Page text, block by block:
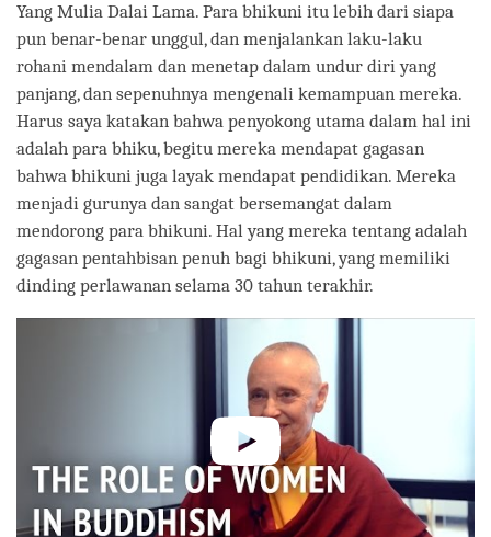
Yang Mulia Dalai Lama. Para bhikuni itu lebih dari siapa
pun benar-benar unggul, dan menjalankan laku-laku
rohani mendalam dan menetap dalam undur diri yang
panjang, dan sepenuhnya mengenali kemampuan mereka.
Harus saya katakan bahwa penyokong utama dalam hal ini
adalah para bhiku, begitu mereka mendapat gagasan
bahwa bhikuni juga layak mendapat pendidikan. Mereka
menjadi gurunya dan sangat bersemangat dalam
mendorong para bhikuni. Hal yang mereka tentang adalah
gagasan pentahbisan penuh bagi bhikuni, yang memiliki
dinding perlawanan selama 30 tahun terakhir.